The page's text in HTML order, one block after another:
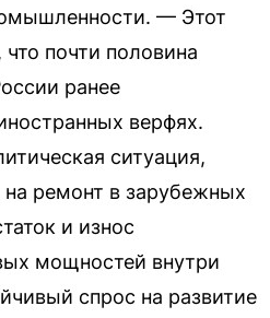
— Этот
почти половина
ранее
верфях.
ситуация,
ремонт в зарубежных
и износ
мощностей внутри
спрос на развитие